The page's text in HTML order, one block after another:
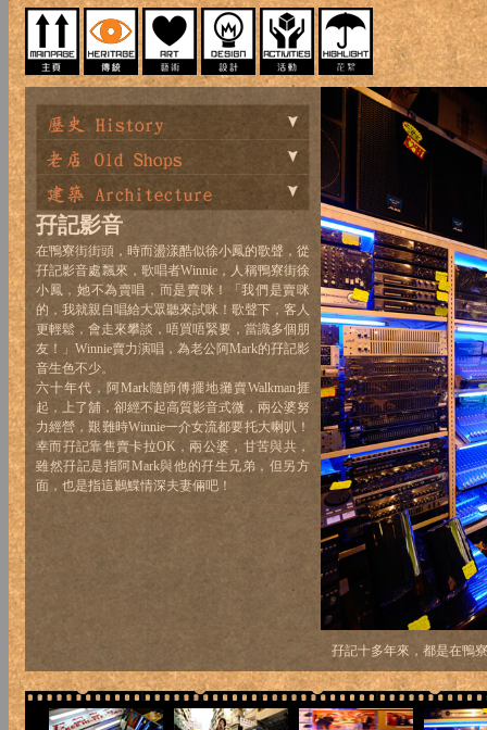
孖記影音
在鴨寮街街頭，時而盪漾酷似徐小鳳的歌聲，從
孖記影音處飄來，歌唱者Winnie，人稱鴨寮街徐
小鳳，她不為賣唱，而是賣咪！「我們是賣咪
的，我就親自唱給大眾聽來試咪！歌聲下，客人
更輕鬆，會走來攀談，唔買唔緊要，當識多個朋
友！」Winnie賣力演唱，為老公阿Mark的孖記影
音生色不少。
六十年代，阿Mark隨師傅擺地攤賣Walkman捱
起，上了舖，卻經不起高質影音式微，兩公婆努
力經營，艱難時Winnie一介女流都要托大喇叭！
幸而孖記靠售賣卡拉OK，兩公婆，甘苦與共，
雖然孖記是指阿Mark與他的孖生兄弟，但另方
面，也是指這鶼鰈情深夫妻倆吧！
孖記十多年來，都是在鴨